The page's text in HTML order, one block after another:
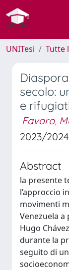
UNITesi Tutte
secolo:
e
Favaro,
2023/2024
Abstract
la presente
l’approccio
movimenti
Venezuela
Hugo
durante la
seguito di